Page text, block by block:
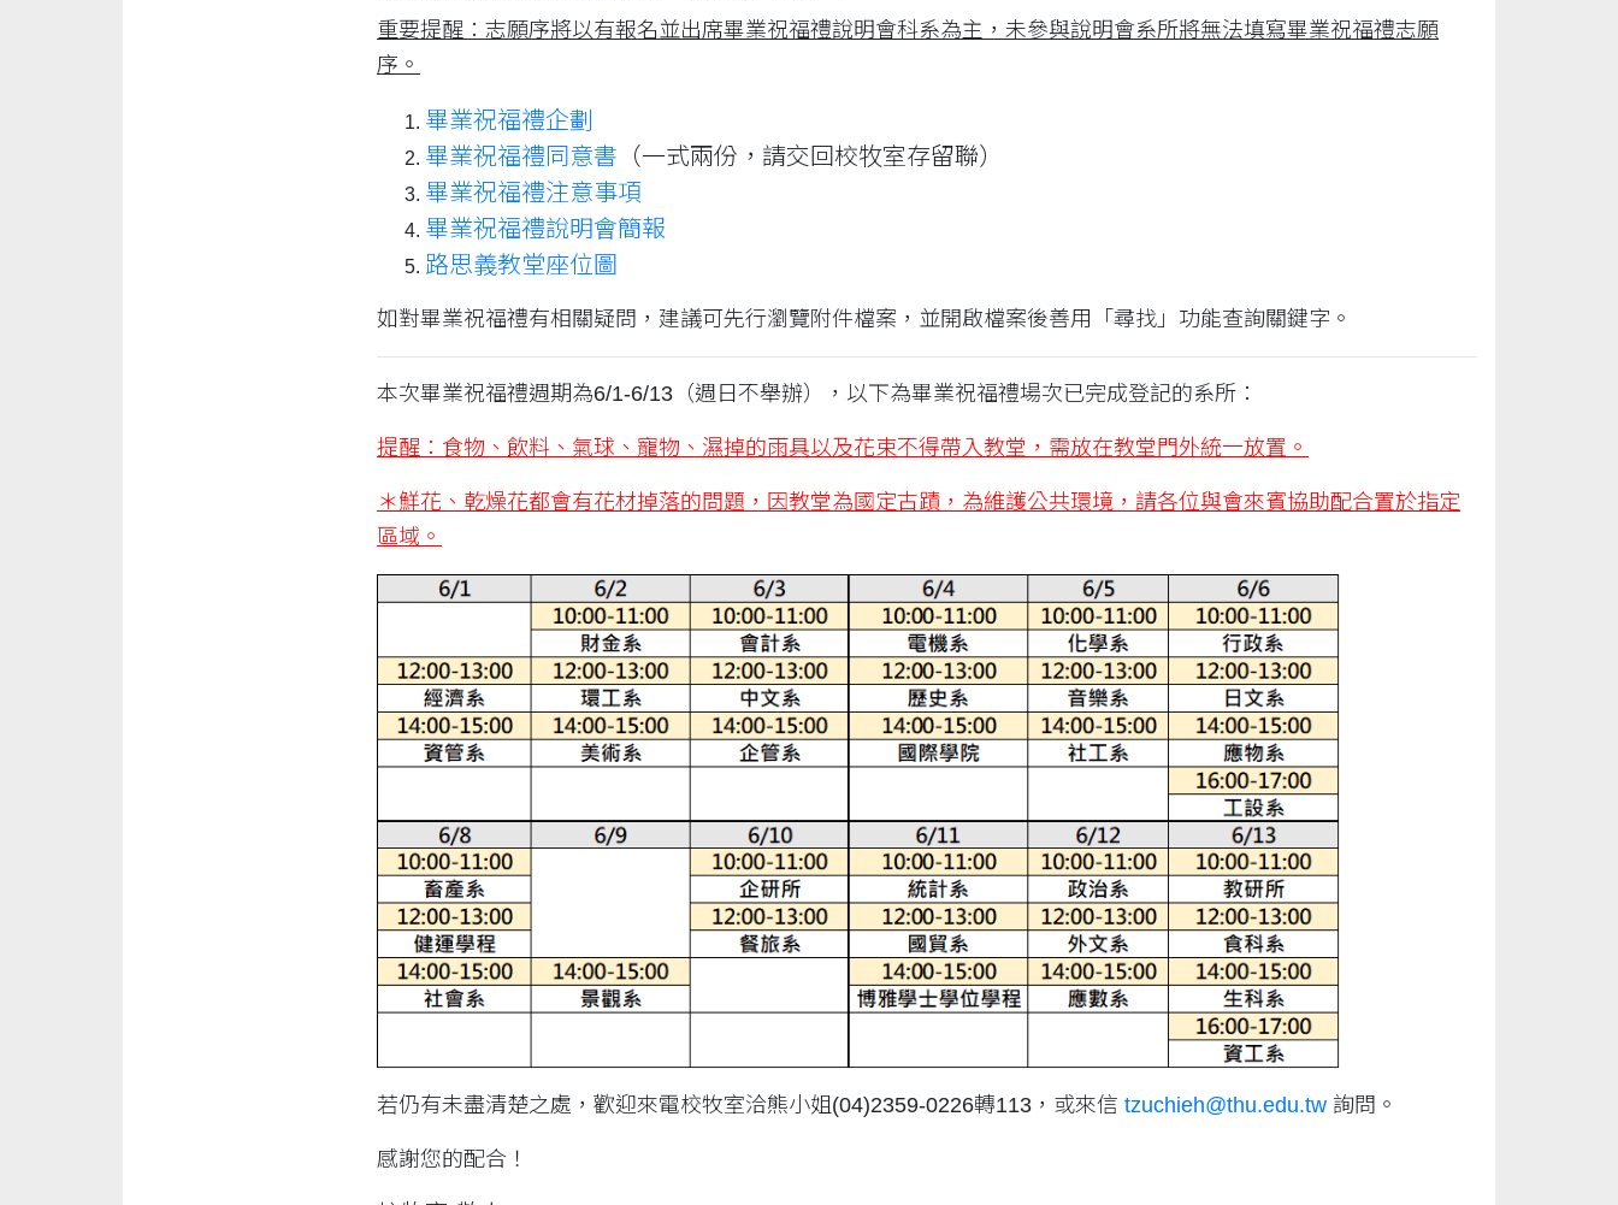
重要提醒：志願序將以有報名並出席畢業祝福禮說明會科系為主，未參與說明會系所將無法填寫畢業祝福禮志願
序。
畢業祝福禮企劃
畢業祝福禮同意書 （一式兩份，請交回校牧室存留聯）
畢業祝福禮注意事項
畢業祝福禮說明會簡報
路思義教堂座位圖
如對畢業祝福禮有相關疑問，建議可先行瀏覽附件檔案，並開啟檔案後善用「尋找」功能查詢關鍵字。
本次畢業祝福禮週期為6/1-6/13（週日不舉辦），以下為畢業祝福禮場次已完成登記的系所：
提醒：食物、飲料、氣球、寵物、濕掉的雨具以及花束不得帶入教堂，需放在教堂門外統一放置。
＊鮮花、乾燥花都會有花材掉落的問題，因教堂為國定古蹟，為維護公共環境，請各位與會來賓協助配合置於指定
區域。
若仍有未盡清楚之處，歡迎來電校牧室洽熊小姐(04)2359-0226轉113，或來信 tzuchieh@thu.edu.tw 詢問。
感謝您的配合！